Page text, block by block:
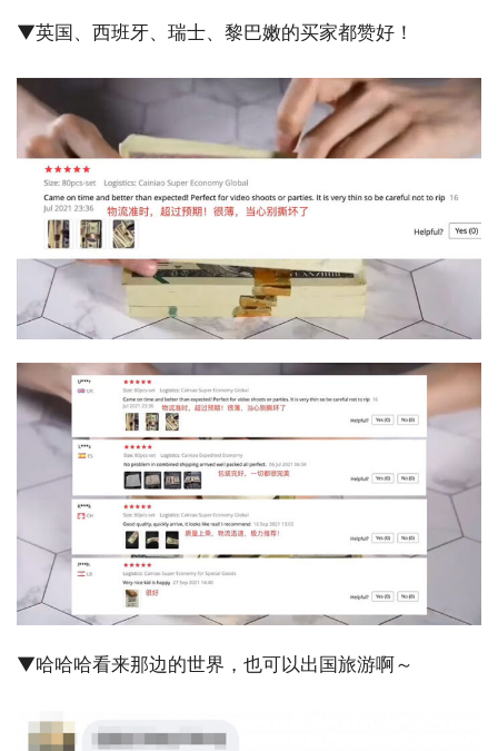
▼英国、西班牙、瑞士、黎巴嫩的买家都赞好！
▼哈哈哈看来那边的世界，也可以出国旅游啊～